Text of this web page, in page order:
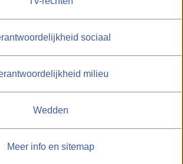
sociaal
milieu
Wedden
Meer info en sitemap